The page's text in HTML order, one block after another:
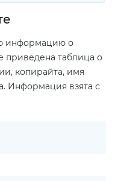
информацию о
приведена таблица о
копирайта, имя
Информация взята с